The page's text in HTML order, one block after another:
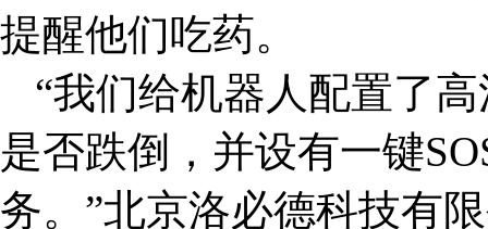
提醒他们吃药。
“我们给机器人配置了
是否跌倒，并设有一键
务。”北京洛必德科技有